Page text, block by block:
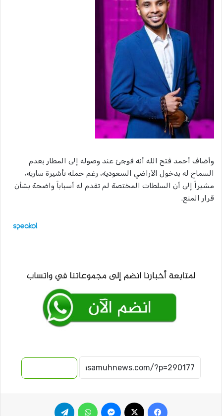
وأضاف أحمد فتح الله أنه فوجئ عند وصوله إلى المطار بعدم
السماح له بدخول الأراضي السعودية، رغم حمله تأشيرة سارية،
مشيراً إلى أن السلطات المختصة لم تقدم له أسباباً واضحة بشأن
قرار المنع.
فيسبوك ماسنجر واتساب